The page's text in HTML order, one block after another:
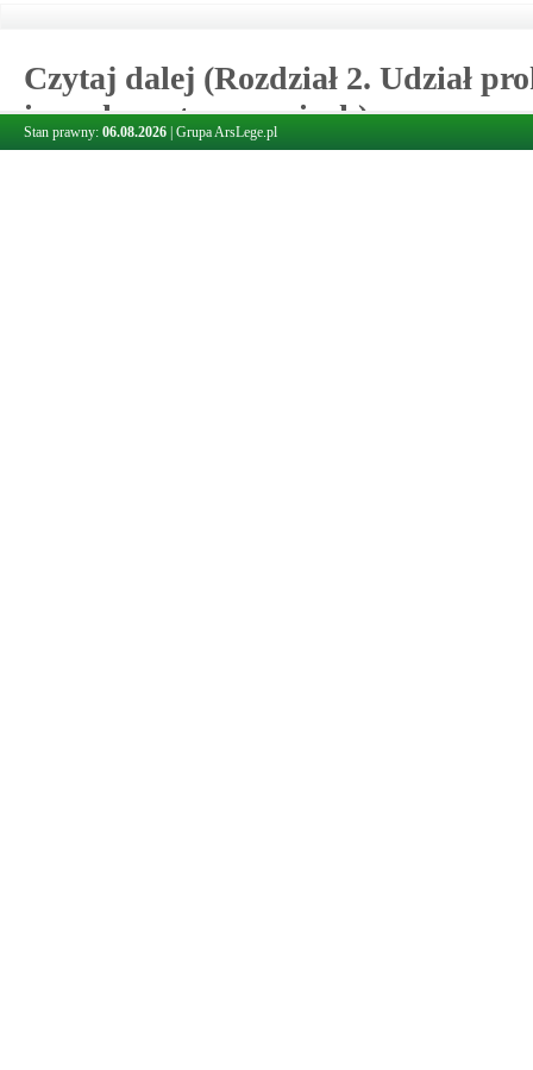
Czytaj dalej (Rozdział 2. Udział
innych postępowaniach)
Stan prawny: 06.08.2026 Grupa ArsLege.pl